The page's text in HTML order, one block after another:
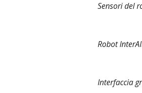
Sensori del
Robot
Interfaccia